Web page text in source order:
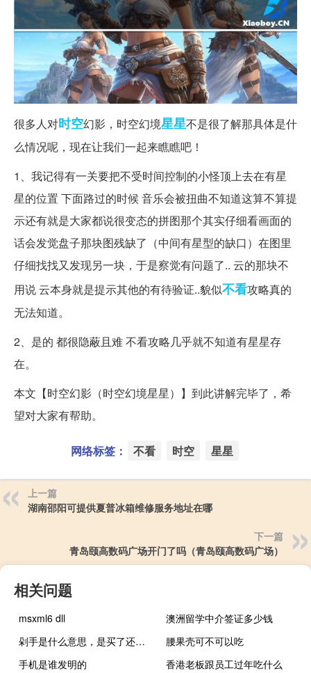
很多人对时空幻影，时空幻境星星不是很了解那具体是什
么情况呢，现在让我们一起来瞧瞧吧！
1、我记得有一关要把不受时间控制的小怪顶上去在有星
星的位置 下面路过的时候 音乐会被扭曲不知道这算不算提
示还有就是大家都说很变态的拼图那个其实仔细看画面的
话会发觉盘子那块图残缺了（中间有星型的缺口）在图里
仔细找找又发现另一块，于是察觉有问题了.. 云的那块不
用说 云本身就是提示其他的有待验证..貌似不看攻略真的
无法知道。
2、是的 都很隐蔽且难 不看攻略几乎就不知道有星星存
在。
本文【时空幻影（时空幻境星星）】到此讲解完毕了，希
望对大家有帮助。
网络标签： 不看 时空 星星
上一篇
湖南邵阳可提供夏普冰箱维修服务地址在哪
下一篇
青岛颐高数码广场开门了吗（青岛颐高数码广场）
相关问题
msxml6 dll
澳洲留学中介签证多少钱
剁手是什么意思，是买了还是没买什么梗
腰果壳可不可以吃
手机是谁发明的
香港老板跟员工过年吃什么